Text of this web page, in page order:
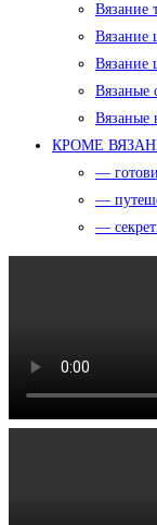
Вязание
Вязание
Вязание
Вязаные
Вязаные
КРОМЕ
—
—
—